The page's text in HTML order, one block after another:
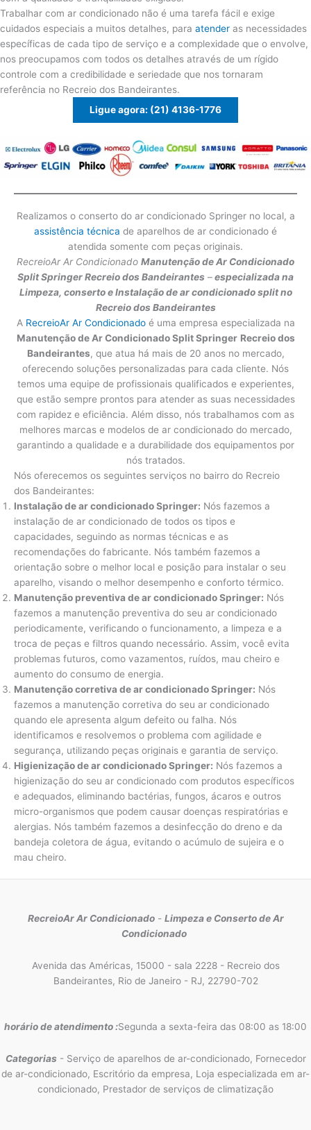
Trabalhar com ar condicionado não é uma tarefa fácil e exige
cuidados especiais a muitos detalhes, para atender as necessidades
específicas de cada tipo de serviço e a complexidade que o envolve,
nos preocupamos com todos os detalhes através de um rígido
controle com a credibilidade e seriedade que nos tornaram
referência no Recreio dos Bandeirantes.
Ligue agora: (21) 4136-1776
Realizamos o conserto do ar condicionado Springer no local, a
assistência técnica de aparelhos de ar condicionado é
atendida somente com peças originais.
RecreioAr Ar Condicionado Manutenção de Ar Condicionado
Split SpringerRecreio dos Bandeirantes –especializada na
Limpeza, conserto e Instalação de ar condicionado split no
Recreio dos Bandeirantes
A RecreioAr Ar Condicionadoé uma empresa especializada na
Manutenção de Ar Condicionado Split Springer Recreio dos
Bandeirantes, que atua há mais de 20 anos no mercado,
oferecendo soluções personalizadas para cada cliente. Nós
temos uma equipe de profissionais qualificados e experientes,
que estão sempre prontos para atender as suas necessidades
com rapidez e eficiência. Além disso, nós trabalhamos com as
melhores marcas e modelos de ar condicionado do mercado,
garantindo a qualidade e a durabilidade dos equipamentos por
nós tratados.
Nós oferecemos os seguintes serviços no bairro do Recreio
dos Bandeirantes:
Instalação de ar condicionado Springer: Nós fazemos a
instalação de ar condicionado de todos os tipos e
capacidades, seguindo as normas técnicas e as
recomendações do fabricante. Nós também fazemos a
orientação sobre o melhor local e posição para instalar o seu
aparelho, visando o melhor desempenho e conforto térmico.
Manutenção preventiva de ar condicionado Springer: Nós
fazemos a manutenção preventiva do seu ar condicionado
periodicamente, verificando o funcionamento, a limpeza e a
troca de peças e filtros quando necessário. Assim, você evita
problemas futuros, como vazamentos, ruídos, mau cheiro e
aumento do consumo de energia.
Manutenção corretiva de ar condicionado Springer: Nós
fazemos a manutenção corretiva do seu ar condicionado
quando ele apresenta algum defeito ou falha. Nós
identificamos e resolvemos o problema com agilidade e
segurança, utilizando peças originais e garantia de serviço.
Higienização de ar condicionado Springer: Nós fazemos a
higienização do seu ar condicionado com produtos específicos
e adequados, eliminando bactérias, fungos, ácaros e outros
micro-organismos que podem causar doenças respiratórias e
alergias. Nós também fazemos a desinfecção do dreno e da
bandeja coletora de água, evitando o acúmulo de sujeira e o
mau cheiro.
RecreioAr Ar Condicionado- Limpeza e Conserto de Ar
Condicionado
Avenida das Américas, 15000 - sala 2228 - Recreio dos
Bandeirantes, Rio de Janeiro - RJ, 22790-702
horário de atendimento :Segunda a sexta-feira das 08:00 as 18:00
Categorias - Serviço de aparelhos de ar-condicionado, Fornecedor
de ar-condicionado, Escritório da empresa, Loja especializada em ar-
condicionado, Prestador de serviços de climatização